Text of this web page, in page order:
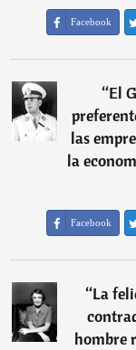
Facebook
“El
las
la
Facebook
“La
hombre